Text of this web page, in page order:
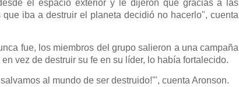
el espacio exterior y le dijeron que gracias a las
iba a destruir el planeta decidió no hacerlo", cuenta
fue, los miembros del grupo salieron a una campaña
vez de destruir su fe en su líder, lo había fortalecido.
al mundo de ser destruido!'", cuenta Aronson.